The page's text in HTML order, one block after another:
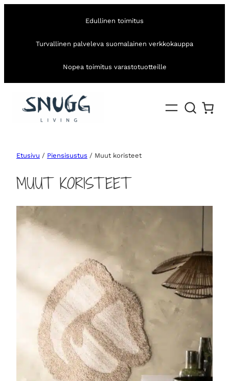
Edullinen toimitus
Turvallinen palveleva suomalainen verkkokauppa
Nopea toimitus varastotuotteille
Etusivu / Piensisustus / Muut koristeet
MUUT KORISTEET